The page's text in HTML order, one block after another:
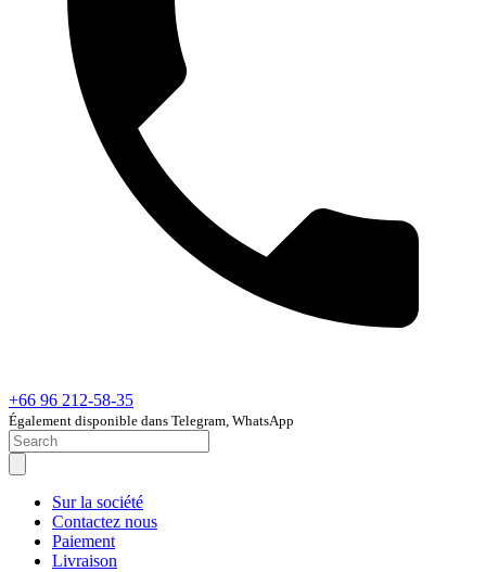
+66 96 212-58-35
Également disponible dans Telegram, WhatsApp
Sur la société
Contactez nous
Paiement
Livraison